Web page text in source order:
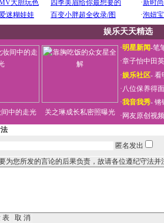
娱乐天天精选
中的走光 关之琳成长私密照曝光
·明星新闻-笔
·章子怡中田
·娱乐社区- 看
·八位保养得
·我音我秀- 锵
· 网友原创视
匿名发出
为您所发的言论的后果负责，故请各位遵纪守法并